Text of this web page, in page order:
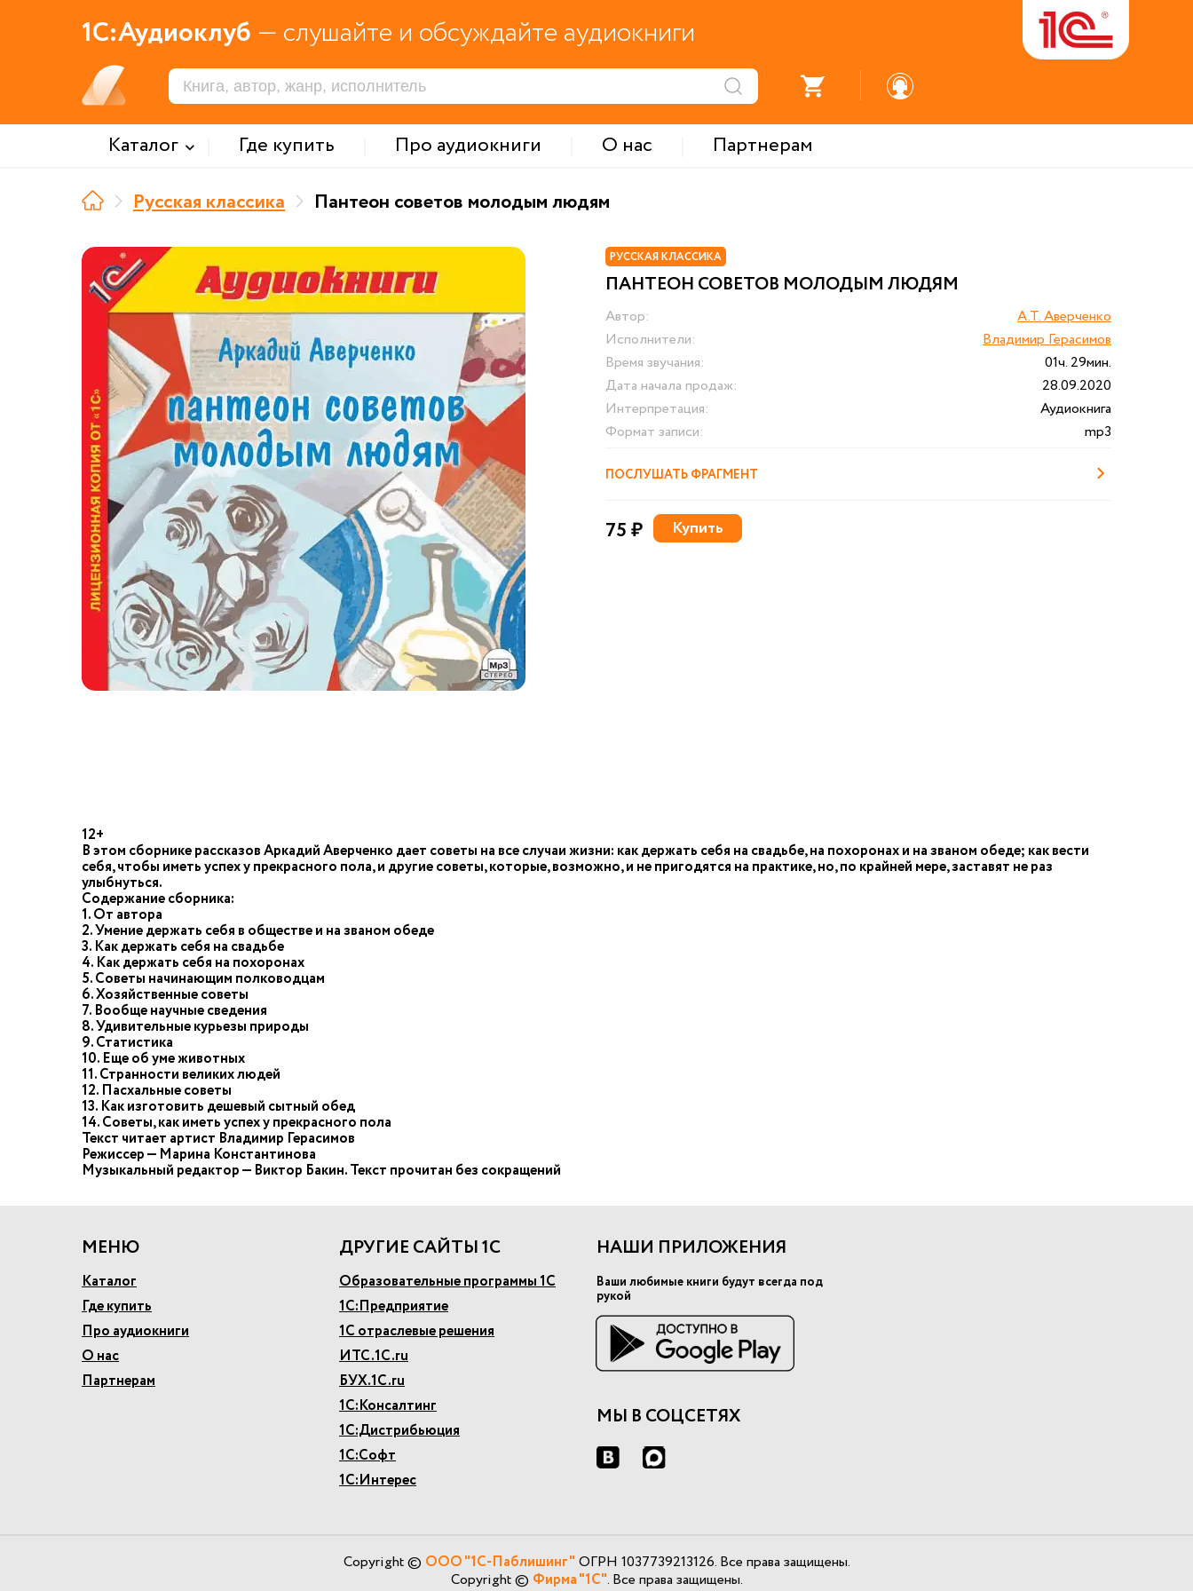
1С:Аудиоклуб — слушайте и обсуждайте аудиокниги
Каталог Где купить Про аудиокниги О нас
Партнерам
Русская классика
Пантеон советов молодым людям
РУССКАЯ КЛАССИКА
ПАНТЕОН СОВЕТОВ МОЛОДЫМ ЛЮДЯМ
Автор:
А.Т. Аверченко
Исполнители:
Владимир Герасимов
Время звучания:
01ч. 29мин.
Дата начала продаж:
28.09.2020
Интерпретация:
Аудиокнига
Формат записи:
mp3
ПОСЛУШАТЬ ФРАГМЕНТ
75 ₽ Купить
12+
В этом сборнике рассказов Аркадий Аверченко дает советы на все случаи жизни: как держать себя на свадьбе, на похоронах и на званом обеде; как вести
себя, чтобы иметь успех у прекрасного пола, и другие советы, которые, возможно, и не пригодятся на практике, но, по крайней мере, заставят не раз
улыбнуться.
Содержание сборника:
1. От автора
2. Умение держать себя в обществе и на званом обеде
3. Как держать себя на свадьбе
4. Как держать себя на похоронах
5. Советы начинающим полководцам
6. Хозяйственные советы
7. Вообще научные сведения
8. Удивительные курьезы природы
9. Статистика
10. Еще об уме животных
11. Странности великих людей
12. Пасхальные советы
13. Как изготовить дешевый сытный обед
14. Советы, как иметь успех у прекрасного пола
Текст читает артист Владимир Герасимов
Режиссер — Марина Константинова
Музыкальный редактор — Виктор Бакин. Текст прочитан без сокращений
МЕНЮ
Каталог
Где купить
Про аудиокниги
О нас
Партнерам
ДРУГИЕ САЙТЫ 1С
Образовательные программы 1С
1С:Предприятие
1С отраслевые решения
ИТС.1С.ru
БУХ.1С.ru
1С:Консалтинг
1С:Дистрибьюция
1С:Софт
1С:Интерес
НАШИ ПРИЛОЖЕНИЯ
Ваши любимые книги будут всегда под
рукой
МЫ В СОЦСЕТЯХ
Copyright © ООО "1С-Паблишинг" ОГРН 1037739213126. Все права защищены.
Copyright © Фирма "1С". Все права защищены.